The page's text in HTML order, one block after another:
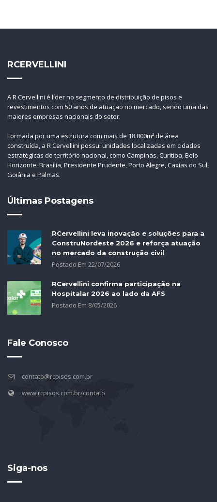
RCERVELLINI
A R Cervellini é líder no segmento de distribuição de pisos e
revestimentos com 50 anos de atuação no mercado, sendo uma das
maiores empresas nacionais do setor.
Formada por uma estrutura com mais de 18.000m² de área
construída, a R Cervellini possui unidades localizadas em cidades
estratégicas do território nacional, como Campinas, Curitiba, Belo
Horizonte, Brasília, Presidente Prudente, Porto Alegre, Caxias do Sul,
Goiânia e Palmas.
Últimas Postagens
RCervellini leva inovação e soluções para a
ConstruNordeste 2026 e reforça atuação
no mercado da construção civil
Postado Em 22/07/2026
RCervellini confirma participação na
Hospitalar 2026 ao lado da AFS
Postado Em 8/05/2026
Fale Conosco
contato@rcpisos.com.br
www.rcpisos.com.br/contato
Siga-nos